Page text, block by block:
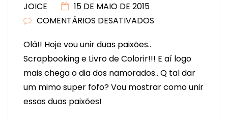
JOICE
15 DE MAIO DE 2015
COMENTÁRIOS DESATIVADOS
DIA
DOS
NAMORADOS
Olá!! Hoje vou unir duas paixões..
Scrapbooking e Livro de Colorir!!! E aí logo
mais chega o dia dos namorados.. Q tal dar
um mimo super fofo? Vou mostrar como unir
essas duas paixões!